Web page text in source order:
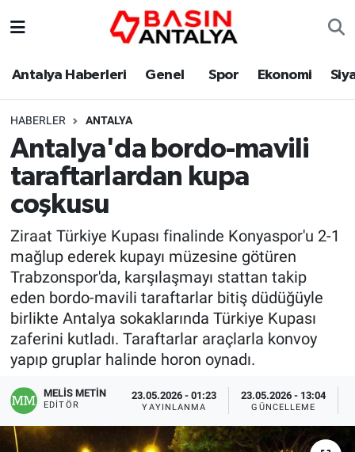
Antalya Haberleri Genel Spor Ekonomi
HABERLER ANTALYA
Antalya'da bordo-mavili
taraftarlardan kupa
coşkusu
Ziraat Türkiye Kupası finalinde Konyaspor'u 2-1
mağlup ederek kupayı müzesine götüren
Trabzonspor'da, karşılaşmayı stattan takip
eden bordo-mavili taraftarlar bitiş düdüğüyle
birlikte Antalya sokaklarında Türkiye Kupası
zaferini kutladı. Taraftarlar araçlarla konvoy
yapıp gruplar halinde horon oynadı.
MELİS METİN
EDITÖR
23.05.2026 - 01:23
YAYINLANMA
23.05.2026 - 13:04
GÜNCELLEME